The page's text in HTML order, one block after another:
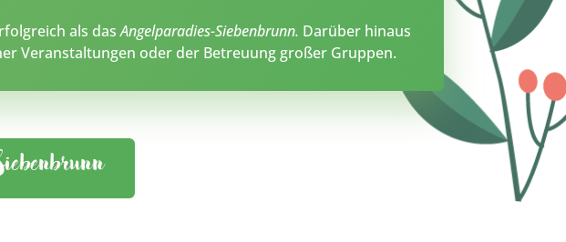
als dasAngelparadies-Siebenbrunn. Darüber hinaus
Veranstaltungen oder der Betreuung großer Gruppen.